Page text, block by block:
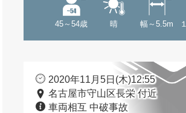
45～54歳 晴 幅～5.5m
2020年11月5日(木)12:55
名古屋市守山区長栄 付近
車両相互 中破事故